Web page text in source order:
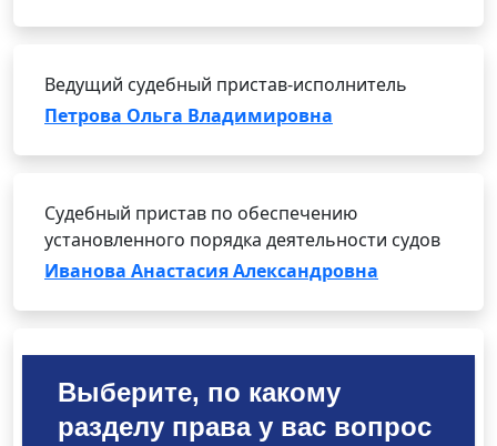
Ведущий судебный пристав-исполнитель
Петрова Ольга Владимировна
Судебный пристав по обеспечению
установленного порядка деятельности судов
Иванова Анастасия Александровна